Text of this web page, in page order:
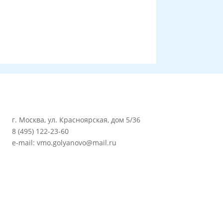
г. Москва, ул. Красноярская, дом 5/36
8 (495) 122-23-60
e-mail: vmo.golyanovo@mail.ru